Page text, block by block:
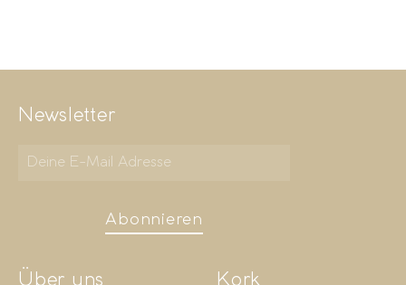
Newsletter
Abonnieren
Über uns Kork